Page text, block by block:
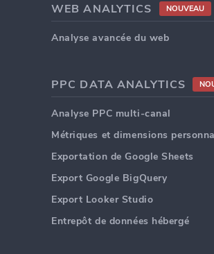
WEB ANALYTICS NOUVEAU
Analyse avancée du web
PPC DATA ANALYTICS
Analyse PPC multi-canal
Métriques et dimensions
Exportation de Google Sheets
Export Google BigQuery
Export Looker Studio
Entrepôt de données hébergé